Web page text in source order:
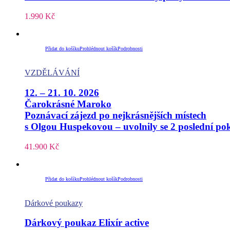
1.990 Kč
Přidat do košíkuProhlédnout košíkPodrobnosti
VZDĚLÁVÁNÍ
12. – 21. 10. 2026
Čarokrásné Maroko
Poznávací zájezd po nejkrásnějších místech
s Olgou Huspekovou – uvolnily se 2 poslední
41.900 Kč
Přidat do košíkuProhlédnout košíkPodrobnosti
Dárkové poukazy
Dárkový poukaz Elixír active